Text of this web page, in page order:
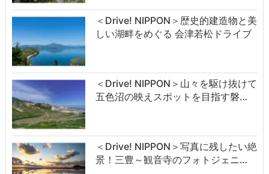
＜Drive! NIPPON＞歴史的建造物と美
しい湖畔をめぐる 会津若松ドライブ
＜Drive! NIPPON＞山々を駆け抜けて
五色沼の映えスポットを目指す磐…
＜Drive! NIPPON＞写真に残したい絶
景！三豊～観音寺のフォトジェニ…